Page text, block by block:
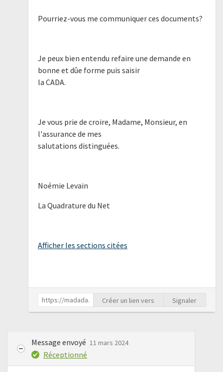
Pourriez-vous me communiquer ces documents?
Je peux bien entendu refaire une demande en
bonne et dûe forme puis saisir
la CADA.
Je vous prie de croire, Madame, Monsieur, en
l'assurance de mes
salutations distinguées.
Noémie Levain
La Quadrature du Net
Afficher les sections citées
Créer un lien vers Signaler
Message envoyé 11 mars 2024
Réceptionné